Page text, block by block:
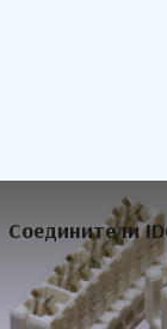
Соединители